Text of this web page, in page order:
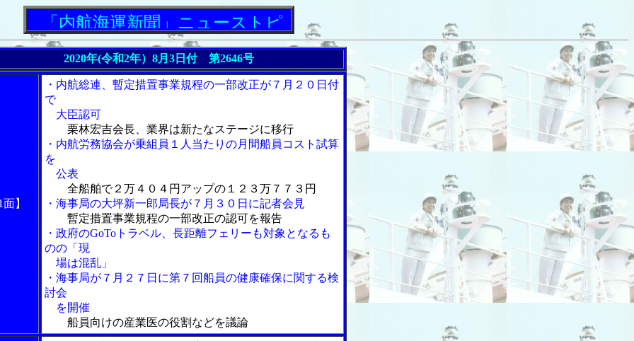
「内航海運新聞」ニューストピックス
2020年(令和2年）8月3日付 第2646号
】
・内航総連、暫定措置事業規程の一部改正が７月２０日付
で
大臣認可
栗林宏吉会長、業界は新たなステージに移行
・内航労務協会が乗組員１人当たりの月間船員コスト試算
を
公表
全船舶で２万４０４円アップの１２３万７７３円
・海事局の大坪新一郎局長が７月３０日に記者会見
暫定措置事業規程の一部改正の認可を報告
・政府のGoToトラベル、長距離フェリーも対象となるも
のの「現
場は混乱」
・海事局が７月２７日に第７回船員の健康確保に関する検
討会
を開催
船員向けの産業医の役割などを議論